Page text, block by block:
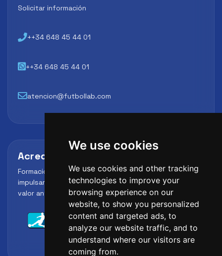
We use cookies
We use cookies and other tracking
technologies to improve your
browsing experience on our
website, to show you personalized
content and targeted ads, to
analyze our website traffic, and to
understand where our visitors are
coming from.
Solicitar información
++34 648 45 44 01
++34 648 45 44 01
atencion@futbollab.com
Acreditaciones y alianzas
Formación, metodología y reconocimiento para
impulsar el perfil profesional del alumno y reforzar su
valor ante clubes, academias y entidades deportivas.